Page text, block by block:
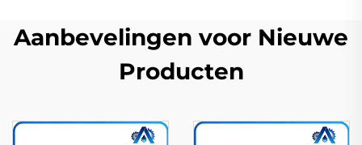
Aanbevelingen voor Nieuwe
Producten